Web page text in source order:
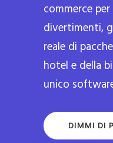
commerce
divertimenti,
reale di
hotel e della
unico
DIMMI DI